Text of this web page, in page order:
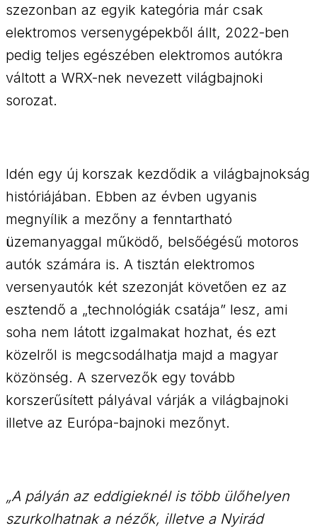
szezonban az egyik kategória már csak
elektromos versenygépekből állt, 2022-ben
pedig teljes egészében elektromos autókra
váltott a WRX-nek nevezett világbajnoki
sorozat.
Idén egy új korszak kezdődik a világbajnokság
históriájában. Ebben az évben ugyanis
megnyílik a mezőny a fenntartható
üzemanyaggal működő, belsőégésű motoros
autók számára is. A tisztán elektromos
versenyautók két szezonját követően ez az
esztendő a „technológiák csatája” lesz, ami
soha nem látott izgalmakat hozhat, és ezt
közelről is megcsodálhatja majd a magyar
közönség. A szervezők egy tovább
korszerűsített pályával várják a világbajnoki
illetve az Európa-bajnoki mezőnyt.
„A pályán az eddigieknél is több ülőhelyen
szurkolhatnak a nézők, illetve a Nyirád